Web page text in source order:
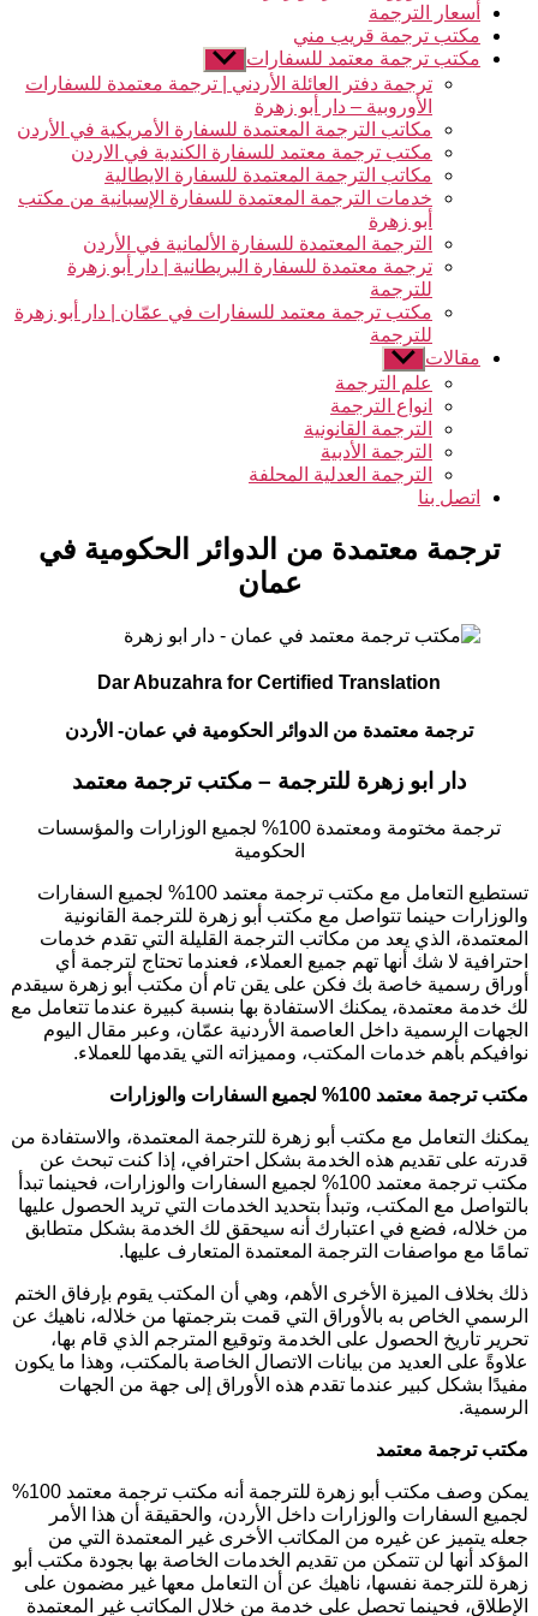
أسعار الترجمة
مكتب ترجمة قريب مني
مكتب ترجمة معتمد للسفارات عرض
القائمة
الفرعية
ترجمة دفتر العائلة الأردني | ترجمة معتمدة للسفارات
الأوروبية – دار أبو زهرة
مكاتب الترجمة المعتمدة للسفارة الأمريكية في الأردن
مكتب ترجمة معتمد للسفارة الكندية في الاردن
مكاتب الترجمة المعتمدة للسفارة الايطالية
خدمات الترجمة المعتمدة للسفارة الإسبانية من مكتب
أبو زهرة
الترجمة المعتمدة للسفارة الألمانية في الأردن
ترجمة معتمدة للسفارة البريطانية | دار أبو زهرة
للترجمة
مكتب ترجمة معتمد للسفارات في عمّان | دار أبو زهرة
للترجمة
مقالات عرض
القائمة
الفرعية
علم الترجمة
انواع الترجمة
الترجمة القانونية
الترجمة الأدبية
الترجمة العدلية المحلفة
اتصل بنا
التصنيفات
ترجمة معتمدة من الدوائر الحكومية في
عمان
Dar Abuzahra for Certified Translation
ترجمة معتمدة من الدوائر الحكومية في عمان- الأردن
دار ابو زهرة للترجمة – مكتب ترجمة معتمد
ترجمة مختومة ومعتمدة 100% لجميع الوزارات والمؤسسات
الحكومية
تستطيع التعامل مع مكتب ترجمة معتمد 100% لجميع السفارات
والوزارات حينما تتواصل مع مكتب أبو زهرة للترجمة القانونية
المعتمدة، الذي يعد من مكاتب الترجمة القليلة التي تقدم خدمات
احترافية لا شك أنها تهم جميع العملاء، فعندما تحتاج لترجمة أي
أوراق رسمية خاصة بك فكن على يقن تام أن مكتب أبو زهرة سيقدم
لك خدمة معتمدة، يمكنك الاستفادة بها بنسبة كبيرة عندما تتعامل مع
الجهات الرسمية داخل العاصمة الأردنية عمّان، وعبر مقال اليوم
نوافيكم بأهم خدمات المكتب، ومميزاته التي يقدمها للعملاء.
مكتب ترجمة معتمد 100% لجميع السفارات والوزارات
يمكنك التعامل مع مكتب أبو زهرة للترجمة المعتمدة، والاستفادة من
قدرته على تقديم هذه الخدمة بشكل احترافي، إذا كنت تبحث عن
مكتب ترجمة معتمد 100% لجميع السفارات والوزارات، فحينما تبدأ
بالتواصل مع المكتب، وتبدأ بتحديد الخدمات التي تريد الحصول عليها
من خلاله، فضع في اعتبارك أنه سيحقق لك الخدمة بشكل متطابق
تمامًا مع مواصفات الترجمة المعتمدة المتعارف عليها.
ذلك بخلاف الميزة الأخرى الأهم، وهي أن المكتب يقوم بإرفاق الختم
الرسمي الخاص به بالأوراق التي قمت بترجمتها من خلاله، ناهيك عن
تحرير تاريخ الحصول على الخدمة وتوقيع المترجم الذي قام بها،
علاوةً على العديد من بيانات الاتصال الخاصة بالمكتب، وهذا ما يكون
مفيدًا بشكل كبير عندما تقدم هذه الأوراق إلى جهة من الجهات
الرسمية.
مكتب ترجمة معتمد
يمكن وصف مكتب أبو زهرة للترجمة أنه مكتب ترجمة معتمد 100%
لجميع السفارات والوزارات داخل الأردن، والحقيقة أن هذا الأمر
جعله يتميز عن غيره من المكاتب الأخرى غير المعتمدة التي من
المؤكد أنها لن تتمكن من تقديم الخدمات الخاصة بها بجودة مكتب أبو
زهرة للترجمة نفسها، ناهيك عن أن التعامل معها غير مضمون على
الإطلاق، فحينما تحصل على خدمة من خلال المكاتب غير المعتمدة